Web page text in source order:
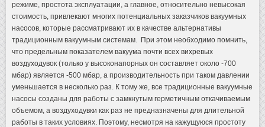
режиме, простота эксплуатации, а главное, относительно невысокая
стоимость, привлекают многих потенциальных заказчиков вакуумных
насосов, которые рассматривают их в качестве альтернативы
традиционным вакуумным системам. При этом необходимо помнить,
что предельным показателем вакуума почти всех вихревых
воздуходувок (только у высоконапорных он составляет около -700
мбар) является -500 мбар, а производительность при таком давлении
уменьшается в несколько раз. К тому же, все традиционные вакуумные
насосы созданы для работы с замкнутым герметичным откачиваемым
объемом, а воздуходувки как раз не предназначены для длительной
работы в таких условиях. Поэтому, несмотря на кажущуюся простоту